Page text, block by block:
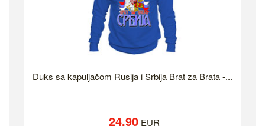
Duks sa kapuljačom Rusija i Srbija Brat za Brata -...
24.90EUR